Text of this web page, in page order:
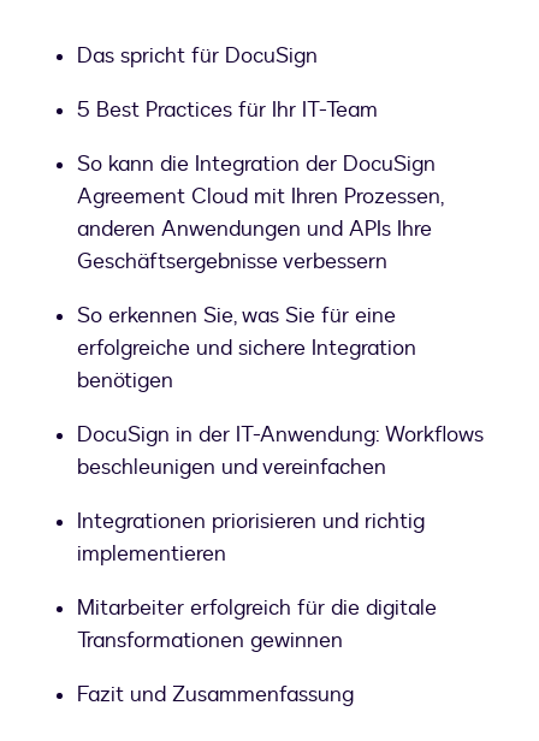
Das spricht für DocuSign
5 Best Practices für Ihr IT-Team
So kann die Integration der DocuSign
Agreement Cloud mit Ihren Prozessen,
anderen Anwendungen und APIs Ihre
Geschäftsergebnisse verbessern
So erkennen Sie, was Sie für eine
erfolgreiche und sichere Integration
benötigen
DocuSign in der IT-Anwendung: Workflows
beschleunigen und vereinfachen
Integrationen priorisieren und richtig
implementieren
Mitarbeiter erfolgreich für die digitale
Transformationen gewinnen
Fazit und Zusammenfassung